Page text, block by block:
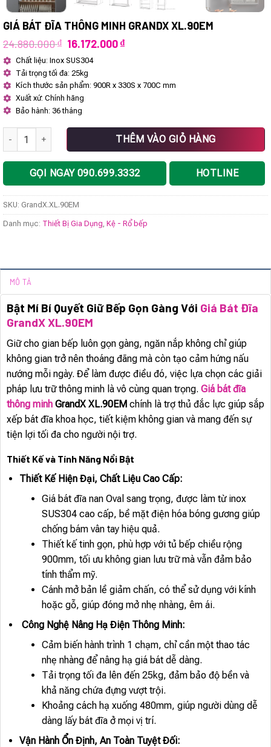
GIÁ BÁT ĐĨA THÔNG MINH GRANDX XL.90EM
24.880.000₫ Giá
là:
24.880.000 ₫.
16.172.000₫Giá
16.172.000 ₫.
Chất liệu: Inox SUS304
Tải trọng tối đa: 25kg
Kích thước sản phẩm: 900R x 330S x 700C mm
Xuất xứ: Chính hãng
Bảo hành: 36 tháng
Giá bát đĩa thông minh GrandX XL.90EM số lượng
THÊM VÀO GIỎ HÀNG
GỌI NGAY 090.699.3332 HOTLINE
SKU: GrandX.XL.90EM
Danh mục: Thiết Bị Gia Dụng, Kệ - Rổ bếp
MÔ TẢ
Bật Mí Bí Quyết Giữ Bếp Gọn Gàng Với Giá Bát Đĩa
GrandX XL.90EM
Giữ cho gian bếp luôn gọn gàng, ngăn nắp không chỉ giúp
không gian trở nên thoáng đãng mà còn tạo cảm hứng nấu
nướng mỗi ngày. Để làm được điều đó, việc lựa chọn các giải
pháp lưu trữ thông minh là vô cùng quan trọng. Giá bát đĩa
thông minh GrandX XL.90EM chính là trợ thủ đắc lực giúp sắp
xếp bát đĩa khoa học, tiết kiệm không gian và mang đến sự
tiện lợi tối đa cho người nội trợ.
Thiết Kế và Tính Năng Nổi Bật
Thiết Kế Hiện Đại, Chất Liệu Cao Cấp:
Giá bát đĩa nan Oval sang trọng, được làm từ inox
SUS304 cao cấp, bề mặt điện hóa bóng gương giúp
chống bám vân tay hiệu quả.
Thiết kế tinh gọn, phù hợp với tủ bếp chiều rộng
900mm, tối ưu không gian lưu trữ mà vẫn đảm bảo
tính thẩm mỹ.
Cánh mở bản lề giảm chấn, có thể sử dụng với kính
hoặc gỗ, giúp đóng mở nhẹ nhàng, êm ái.
Công Nghệ Nâng Hạ Điện Thông Minh:
Cảm biến hành trình 1 chạm, chỉ cần một thao tác
nhẹ nhàng để nâng hạ giá bát dễ dàng.
Tải trọng tối đa lên đến 25kg, đảm bảo độ bền và
khả năng chứa đựng vượt trội.
Khoảng cách hạ xuống 480mm, giúp người dùng dễ
dàng lấy bát đĩa ở mọi vị trí.
Vận Hành Ổn Định, An Toàn Tuyệt Đối: